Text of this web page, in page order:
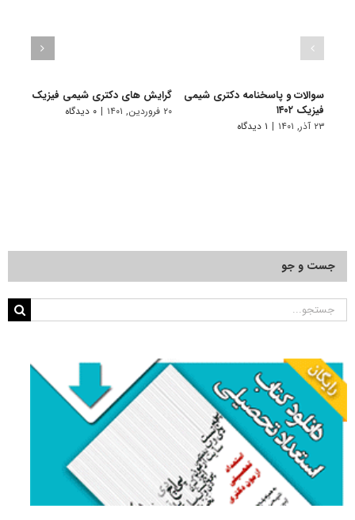
سوالات و پاسخنامه دکتری شیمی
فیزیک ۱۴۰۲
۲۳ آذر, ۱۴۰۱ | ۱ دیدگاه
گرایش های دکتری شیمی ﻓﻴﺰیک
۲۰ فروردین, ۱۴۰۱ | ۰ دیدگاه
جست و جو
جستجو